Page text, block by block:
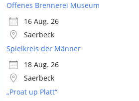
Offenes Brennerei Museum
16 Aug. 26
Saerbeck
Spielkreis der Männer
18 Aug. 26
Saerbeck
„Proat up Platt“